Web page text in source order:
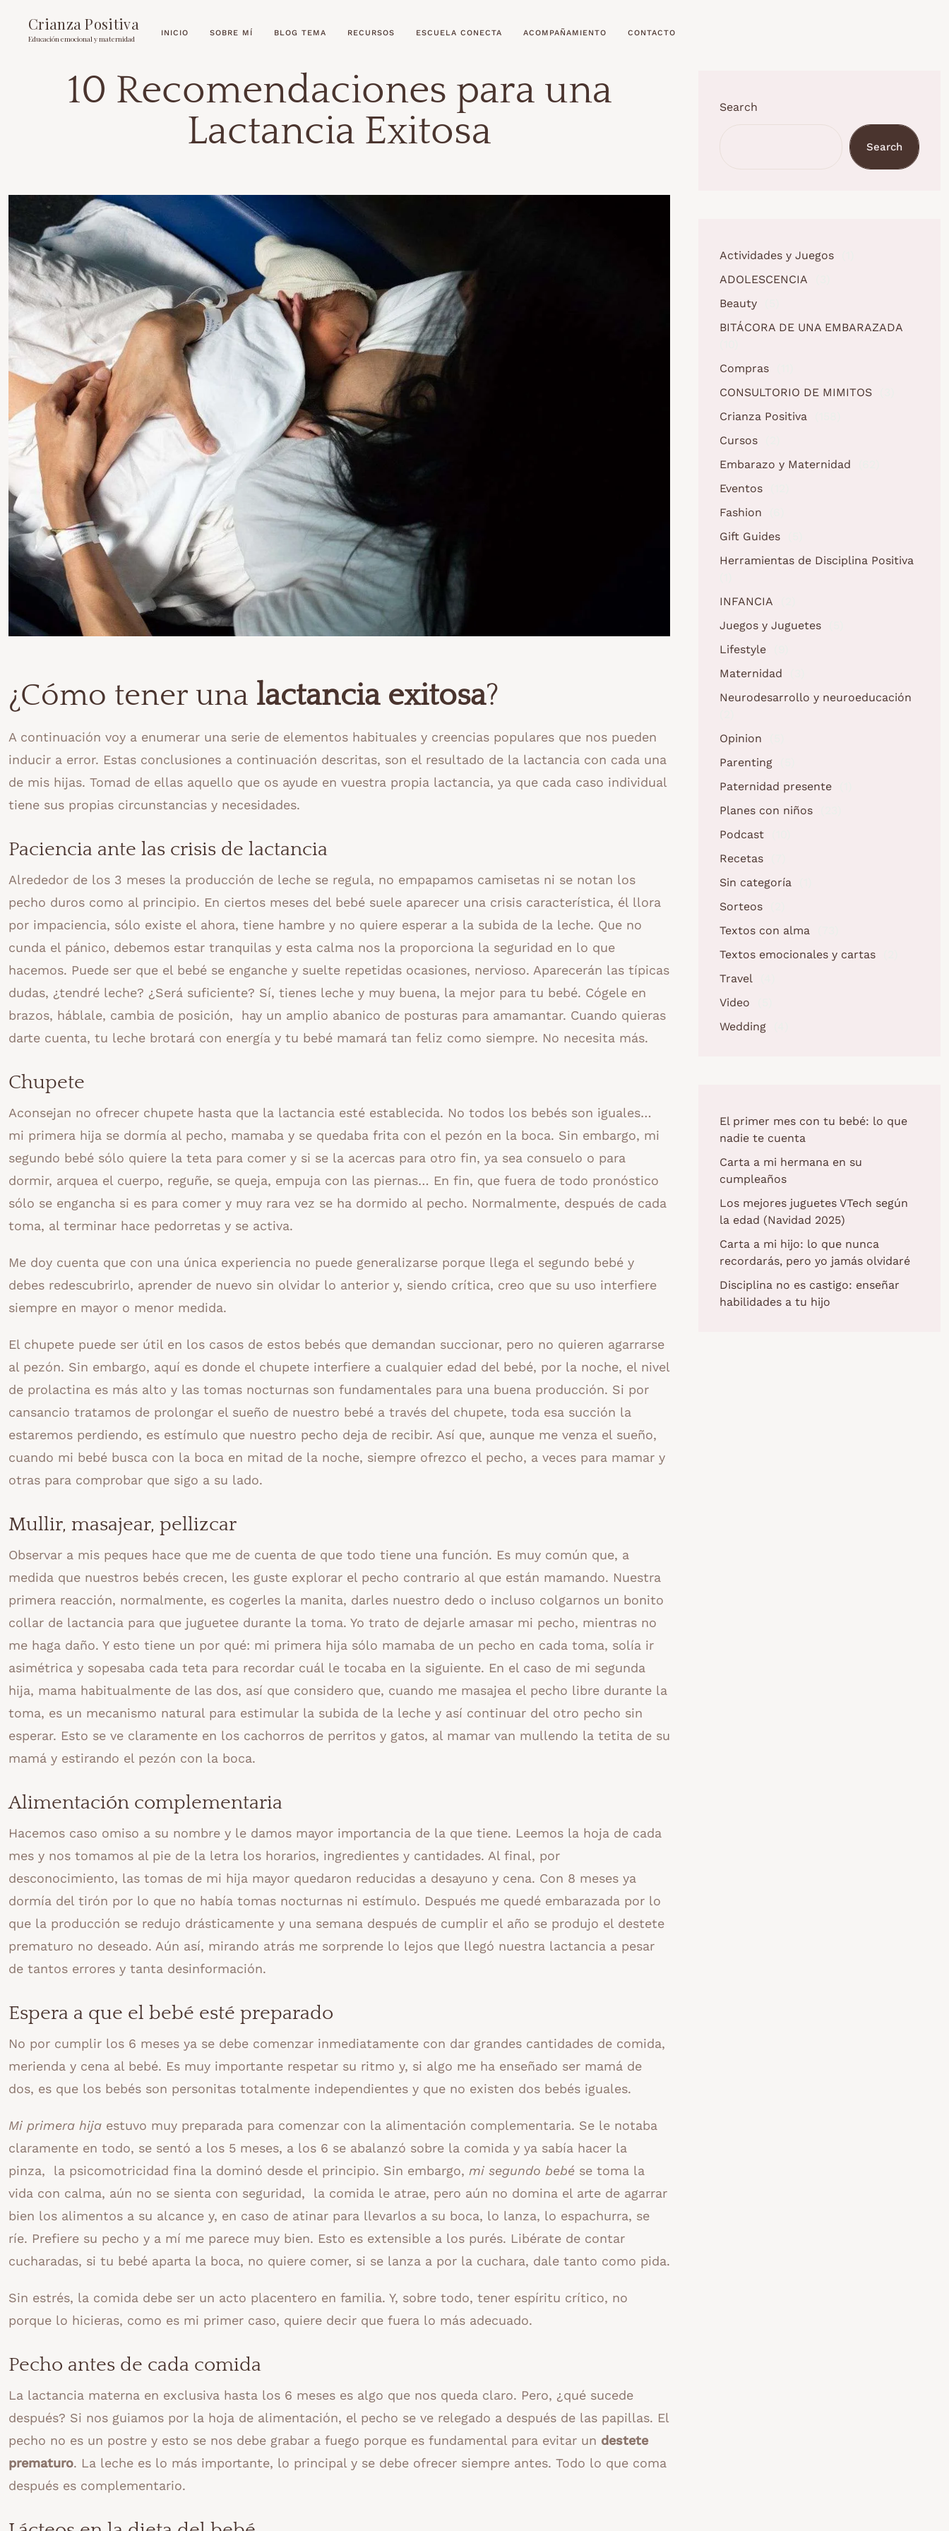
Crianza Positiva
Educación emocional y maternidad
INICIO SOBRE MÍ BLOG TEMA RECURSOS ESCUELA CONECTA ACOMPAÑAMIENTO CONTACTO
10 Recomendaciones para una
Lactancia Exitosa
¿Cómo tener una lactancia exitosa?
A continuación voy a enumerar una serie de elementos habituales y creencias populares que nos pueden
inducir a error. Estas conclusiones a continuación descritas, son el resultado de la lactancia con cada una
de mis hijas. Tomad de ellas aquello que os ayude en vuestra propia lactancia, ya que cada caso individual
tiene sus propias circunstancias y necesidades.
Paciencia ante las crisis de lactancia
Alrededor de los 3 meses la producción de leche se regula, no empapamos camisetas ni se notan los
pecho duros como al principio. En ciertos meses del bebé suele aparecer una crisis característica, él llora
por impaciencia, sólo existe el ahora, tiene hambre y no quiere esperar a la subida de la leche. Que no
cunda el pánico, debemos estar tranquilas y esta calma nos la proporciona la seguridad en lo que
hacemos. Puede ser que el bebé se enganche y suelte repetidas ocasiones, nervioso. Aparecerán las típicas
dudas, ¿tendré leche? ¿Será suficiente? Sí, tienes leche y muy buena, la mejor para tu bebé. Cógele en
brazos, háblale, cambia de posición, hay un amplio abanico de posturas para amamantar. Cuando quieras
darte cuenta, tu leche brotará con energía y tu bebé mamará tan feliz como siempre. No necesita más.
Chupete
Aconsejan no ofrecer chupete hasta que la lactancia esté establecida. No todos los bebés son iguales…
mi primera hija se dormía al pecho, mamaba y se quedaba frita con el pezón en la boca. Sin embargo, mi
segundo bebé sólo quiere la teta para comer y si se la acercas para otro fin, ya sea consuelo o para
dormir, arquea el cuerpo, reguñe, se queja, empuja con las piernas… En fin, que fuera de todo pronóstico
sólo se engancha si es para comer y muy rara vez se ha dormido al pecho. Normalmente, después de cada
toma, al terminar hace pedorretas y se activa.
Me doy cuenta que con una única experiencia no puede generalizarse porque llega el segundo bebé y
debes redescubrirlo, aprender de nuevo sin olvidar lo anterior y, siendo crítica, creo que su uso interfiere
siempre en mayor o menor medida.
El chupete puede ser útil en los casos de estos bebés que demandan succionar, pero no quieren agarrarse
al pezón. Sin embargo, aquí es donde el chupete interfiere a cualquier edad del bebé, por la noche, el nivel
de prolactina es más alto y las tomas nocturnas son fundamentales para una buena producción. Si por
cansancio tratamos de prolongar el sueño de nuestro bebé a través del chupete, toda esa succión la
estaremos perdiendo, es estímulo que nuestro pecho deja de recibir. Así que, aunque me venza el sueño,
cuando mi bebé busca con la boca en mitad de la noche, siempre ofrezco el pecho, a veces para mamar y
otras para comprobar que sigo a su lado.
Mullir, masajear, pellizcar
Observar a mis peques hace que me de cuenta de que todo tiene una función. Es muy común que, a
medida que nuestros bebés crecen, les guste explorar el pecho contrario al que están mamando. Nuestra
primera reacción, normalmente, es cogerles la manita, darles nuestro dedo o incluso colgarnos un bonito
collar de lactancia para que juguetee durante la toma. Yo trato de dejarle amasar mi pecho, mientras no
me haga daño. Y esto tiene un por qué: mi primera hija sólo mamaba de un pecho en cada toma, solía ir
asimétrica y sopesaba cada teta para recordar cuál le tocaba en la siguiente. En el caso de mi segunda
hija, mama habitualmente de las dos, así que considero que, cuando me masajea el pecho libre durante la
toma, es un mecanismo natural para estimular la subida de la leche y así continuar del otro pecho sin
esperar. Esto se ve claramente en los cachorros de perritos y gatos, al mamar van mullendo la tetita de su
mamá y estirando el pezón con la boca.
Alimentación complementaria
Hacemos caso omiso a su nombre y le damos mayor importancia de la que tiene. Leemos la hoja de cada
mes y nos tomamos al pie de la letra los horarios, ingredientes y cantidades. Al final, por
desconocimiento, las tomas de mi hija mayor quedaron reducidas a desayuno y cena. Con 8 meses ya
dormía del tirón por lo que no había tomas nocturnas ni estímulo. Después me quedé embarazada por lo
que la producción se redujo drásticamente y una semana después de cumplir el año se produjo el destete
prematuro no deseado. Aún así, mirando atrás me sorprende lo lejos que llegó nuestra lactancia a pesar
de tantos errores y tanta desinformación.
Espera a que el bebé esté preparado
No por cumplir los 6 meses ya se debe comenzar inmediatamente con dar grandes cantidades de comida,
merienda y cena al bebé. Es muy importante respetar su ritmo y, si algo me ha enseñado ser mamá de
dos, es que los bebés son personitas totalmente independientes y que no existen dos bebés iguales.
Mi primera hija estuvo muy preparada para comenzar con la alimentación complementaria. Se le notaba
claramente en todo, se sentó a los 5 meses, a los 6 se abalanzó sobre la comida y ya sabía hacer la
pinza, la psicomotricidad fina la dominó desde el principio. Sin embargo, mi segundo bebé se toma la
vida con calma, aún no se sienta con seguridad, la comida le atrae, pero aún no domina el arte de agarrar
bien los alimentos a su alcance y, en caso de atinar para llevarlos a su boca, lo lanza, lo espachurra, se
ríe. Prefiere su pecho y a mí me parece muy bien. Esto es extensible a los purés. Libérate de contar
cucharadas, si tu bebé aparta la boca, no quiere comer, si se lanza a por la cuchara, dale tanto como pida.
Sin estrés, la comida debe ser un acto placentero en familia. Y, sobre todo, tener espíritu crítico, no
porque lo hicieras, como es mi primer caso, quiere decir que fuera lo más adecuado.
Pecho antes de cada comida
La lactancia materna en exclusiva hasta los 6 meses es algo que nos queda claro. Pero, ¿qué sucede
después? Si nos guiamos por la hoja de alimentación, el pecho se ve relegado a después de las papillas. El
pecho no es un postre y esto se nos debe grabar a fuego porque es fundamental para evitar un destete
prematuro. La leche es lo más importante, lo principal y se debe ofrecer siempre antes. Todo lo que coma
después es complementario.
Search
Search
Actividades y Juegos
ADOLESCENCIA
Beauty
BITÁCORA DE UNA EMBARAZADA
Compras
CONSULTORIO DE MIMITOS
Crianza Positiva
Cursos
Embarazo y Maternidad
Eventos
Fashion
Gift Guides
Herramientas de Disciplina Positiva
INFANCIA
Juegos y Juguetes
Lifestyle
Maternidad
Neurodesarrollo y neuroeducación
Opinion
Parenting
Paternidad presente
Planes con niños
Podcast
Recetas
Sin categoría
Sorteos
Textos con alma
Textos emocionales y cartas
Travel
Video
Wedding
El primer mes con tu bebé: lo que
nadie te cuenta
Carta a mi hermana en su
cumpleaños
Los mejores juguetes VTech según
la edad (Navidad 2025)
Carta a mi hijo: lo que nunca
recordarás, pero yo jamás olvidaré
Disciplina no es castigo: enseñar
habilidades a tu hijo